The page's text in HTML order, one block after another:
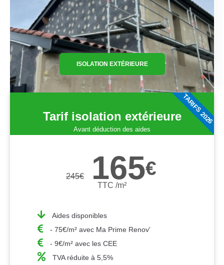
ISOLATION EXTÉRIEURE
Tarif isolation extérieure
Avant déduction des aides
245€ 165€
TTC /m²
Aides disponibles
- 75€/m² avec Ma Prime Renov'
- 9€/m² avec les CEE
TVA réduite à 5,5%
TARIFS 2026